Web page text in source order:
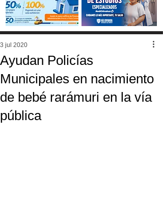
Ayudan Policías
Municipales en nacimiento
de bebé rarámuri en la vía
pública
3 jul 2020